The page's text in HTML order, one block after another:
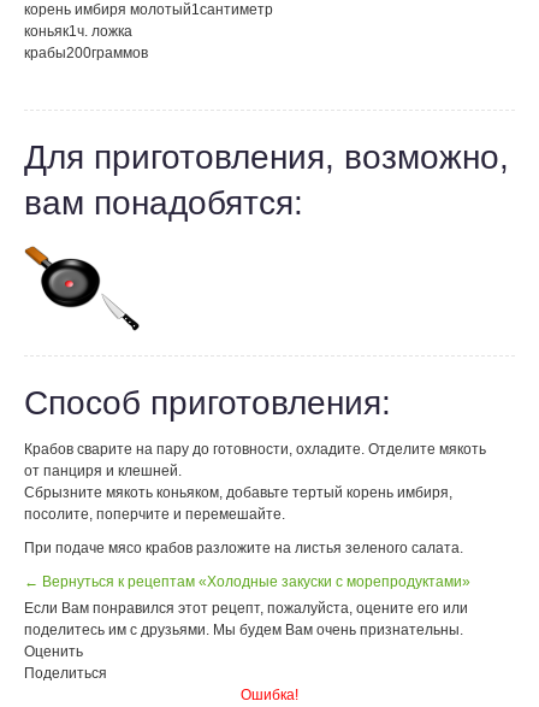
корень имбиря молотый1сантиметр
коньяк1ч. ложка
крабы200граммов
Для приготовления, возможно,
вам понадобятся:
Способ приготовления:
Крабов сварите на пару до готовности, охладите. Отделите мякоть
от панциря и клешней.
Сбрызните мякоть коньяком, добавьте тертый корень имбиря,
посолите, поперчите и перемешайте.
При подаче мясо крабов разложите на листья зеленого салата.
← Вернуться к рецептам «Холодные закуски с морепродуктами»
Если Вам понравился этот рецепт, пожалуйста, оцените его или
поделитесь им с друзьями. Мы будем Вам очень признательны.
Оценить
Поделиться
Ошибка!